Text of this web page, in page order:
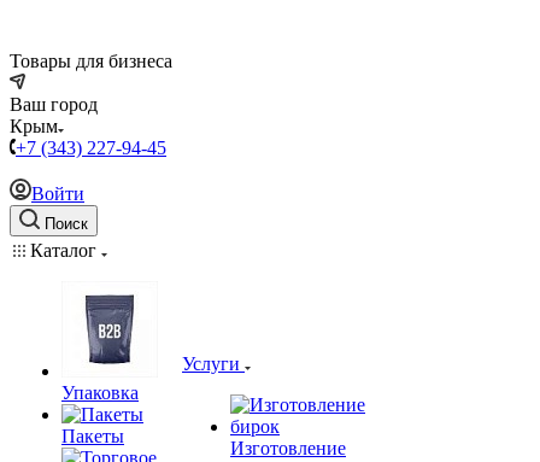
Товары для бизнеса
Ваш город
Крым
+7 (343) 227-94-45
Войти
Поиск
Каталог
Упаковка
Пакеты
Услуги
Изготовление